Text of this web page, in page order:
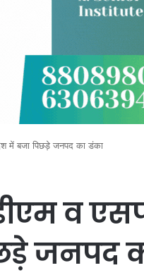
में बजा पिछड़े जनपद का डंका
व
जनपद